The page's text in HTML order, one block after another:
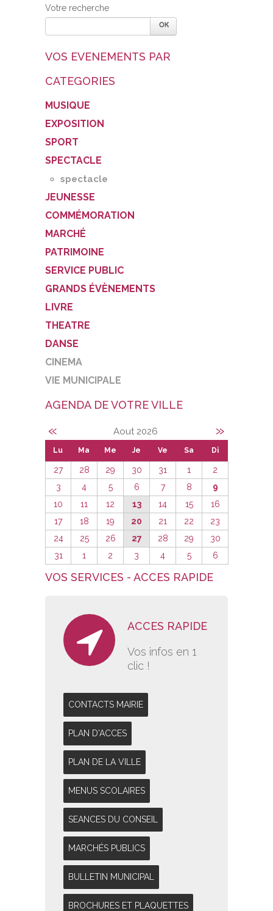
Votre recherche
VOS EVENEMENTS PAR
CATEGORIES
MUSIQUE
EXPOSITION
SPORT
SPECTACLE
spectacle
JEUNESSE
COMMÉMORATION
MARCHÉ
PATRIMOINE
SERVICE PUBLIC
GRANDS ÉVÈNEMENTS
LIVRE
THEATRE
DANSE
CINEMA
VIE MUNICIPALE
AGENDA DE VOTRE VILLE
« Aout 2026 »
Lu Ma Me Je Ve Sa Di
27 28 29 30 31 1
2
3
4 5 6 7 8
9
10
11 12 13 14 15
16
17
18 19 20 21 22
23
24
25 26 27 28 29
30
31
1 2 3 4 5 6
VOS SERVICES - ACCES RAPIDE
ACCES RAPIDE
Vos infos en 1
clic !
CONTACTS MAIRIE
PLAN D'ACCES
PLAN DE LA VILLE
MENUS SCOLAIRES
SEANCES DU CONSEIL
MARCHÉS PUBLICS
BULLETIN MUNICIPAL
BROCHURES ET PLAQUETTES